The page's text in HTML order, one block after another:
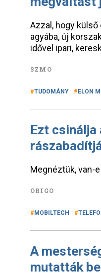
Azzal, hogy
agyába, új
idővel ipari,
SZMO
TUDOMÁNY ELON
Ezt
Megnéztük, van-
ORIGO
MOBILTECH
A
mutatták